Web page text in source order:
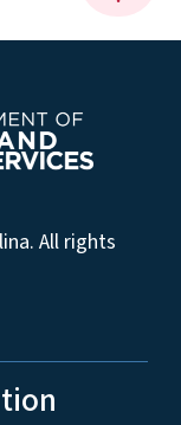
All rights